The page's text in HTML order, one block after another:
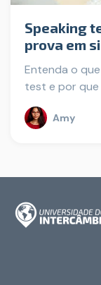
Speaking
prova em si
Entenda o
test e por que
Amy